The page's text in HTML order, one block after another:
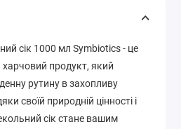
сік 1000 мл Symbiotics - це
харчовий продукт, який
рутину в захопливу
своїй природній цінності і
сік стане вашим